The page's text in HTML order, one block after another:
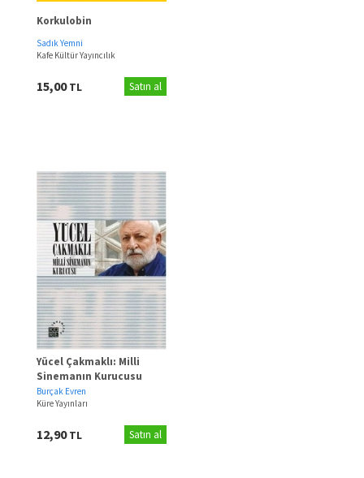
Korkulobin
Sadık Yemni
Kafe Kültür Yayıncılık
15,00TL Satın al
Yücel Çakmaklı: Milli
Sinemanın Kurucusu
Burçak Evren
Küre Yayınları
12,90TL Satın al